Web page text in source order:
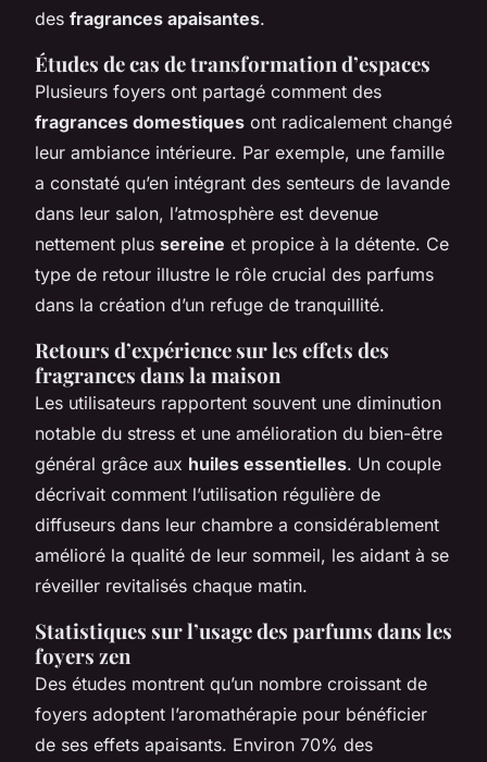
des fragrances apaisantes.
Études de cas de transformation d’espaces
Plusieurs foyers ont partagé comment des
fragrances domestiques ont radicalement changé
leur ambiance intérieure. Par exemple, une famille
a constaté qu’en intégrant des senteurs de lavande
dans leur salon, l’atmosphère est devenue
nettement plus sereine et propice à la détente. Ce
type de retour illustre le rôle crucial des parfums
dans la création d’un refuge de tranquillité.
Retours d’expérience sur les effets des
fragrances dans la maison
Les utilisateurs rapportent souvent une diminution
notable du stress et une amélioration du bien-être
général grâce aux huiles essentielles. Un couple
décrivait comment l’utilisation régulière de
diffuseurs dans leur chambre a considérablement
amélioré la qualité de leur sommeil, les aidant à se
réveiller revitalisés chaque matin.
Statistiques sur l’usage des parfums dans les
foyers zen
Des études montrent qu’un nombre croissant de
foyers adoptent l’aromathérapie pour bénéficier
de ses effets apaisants. Environ 70% des